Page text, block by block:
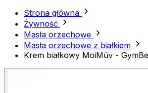
Strona główna
Żywność
Masła orzechowe
Masła orzechowe z białkiem
Krem białkowy MoiMüv -